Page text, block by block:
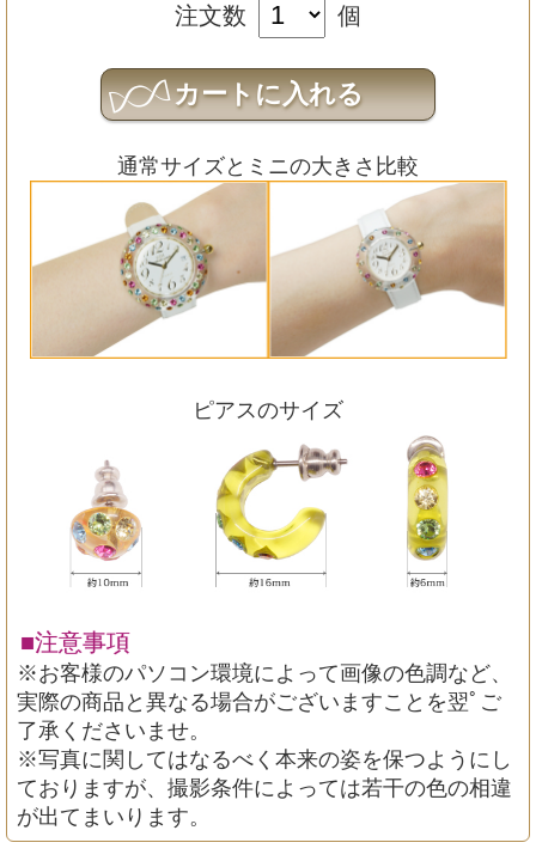
注文数 個
通常サイズとミニの大きさ比較
ピアスのサイズ
■注意事項
※お客様のパソコン環境によって画像の色調など、
実際の商品と異なる場合がございますことを翌ﾟご
了承くださいませ。
※写真に関してはなるべく本来の姿を保つようにし
ておりますが、撮影条件によっては若干の色の相違
が出てまいります。